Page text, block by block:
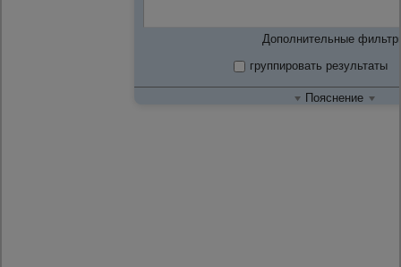
Дополнительные
группировать результаты
Пояснение